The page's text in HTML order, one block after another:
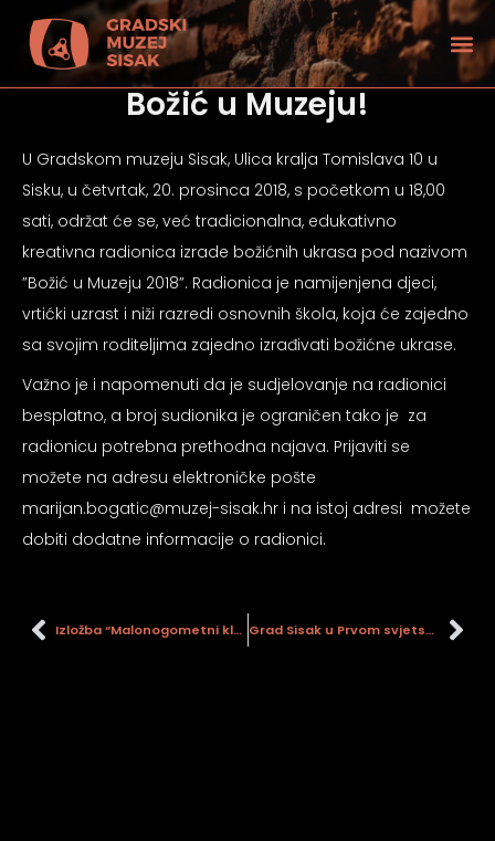
Božić u Muzeju!
U Gradskom muzeju Sisak, Ulica kralja Tomislava 10 u
Sisku, u četvrtak, 20. prosinca 2018, s početkom u 18,00
sati, održat će se, već tradicionalna, edukativno
kreativna radionica izrade božićnih ukrasa pod nazivom
”Božić u Muzeju 2018”. Radionica je namijenjena djeci,
vrtićki uzrast i niži razredi osnovnih škola, koja će zajedno
sa svojim roditeljima zajedno izrađivati božićne ukrase.
Važno je i napomenuti da je sudjelovanje na radionici
besplatno, a broj sudionika je ograničen tako je za
radionicu potrebna prethodna najava. Prijaviti se
možete na adresu elektroničke pošte
marijan.bogatic@muzej-sisak.hr i na istoj adresi možete
dobiti dodatne informacije o radionici.
Izložba “Malonogometni klub “Borac 73″ 1973. – 2018.” Grad Sisak u Prvom svjetskom ratu 1914. – 1918.
vida